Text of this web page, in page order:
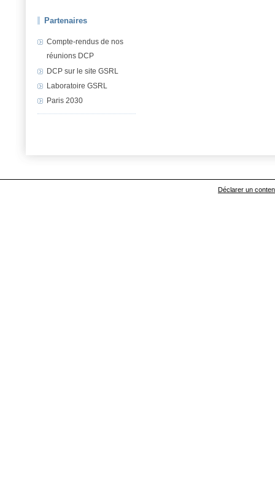
Partenaires
Compte-rendus de nos
réunions DCP
DCP sur le site GSRL
Laboratoire GSRL
Paris 2030
Déclarer un